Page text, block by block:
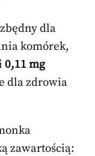
dla
komórek,
0,11 mg
dla zdrowia
zawartością: